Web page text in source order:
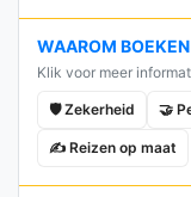
WAAROM
Klik voor meer
🛡️ Zekerheid 🤝
✍️ Reizen op maat